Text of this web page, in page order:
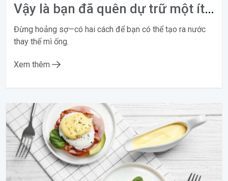
Vậy là bạn đã quên dự trữ một ít nước mì ống
Đừng hoảng sợ—có hai cách để bạn có thể tạo ra nước
thay thế mì ống.
Xem thêm